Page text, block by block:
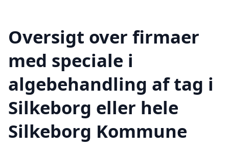
Oversigt over firmaer
med speciale i
algebehandling af tag i
Silkeborg eller hele
Silkeborg Kommune